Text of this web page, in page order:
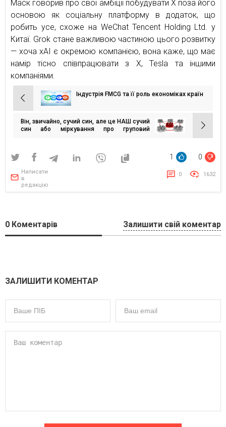
Маск говорив про свої амбіції побудувати X поза його
основою як соціальну платформу в додаток, що
робить усе, схоже на WeChat Tencent Holding Ltd. у
Китаї. Grok стане важливою частиною цього розвитку
— хоча xAI є окремою компанією, вона каже, що має
намір тісно співпрацювати з X, Tesla та іншими
компаніями.
Навігація
записів
Індустрія FMCG та її роль економіках країн
Він, звичайно, сучий син, але це НАШ сучий
син або міркування про груповий
1 0
Написати
в
редакцію
0 1632
0 Коментарів Залишити свій коментар
ЗАЛИШИТИ КОМЕНТАР